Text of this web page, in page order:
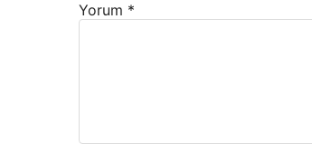
Yorum *